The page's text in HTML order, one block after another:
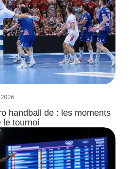
handball de : les moments
le tournoi